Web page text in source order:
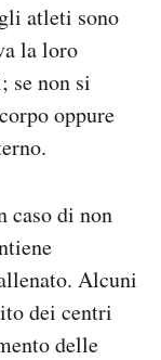
atleti sono
la loro
se non si
oppure
caso di non
Alcuni
dei centri
delle